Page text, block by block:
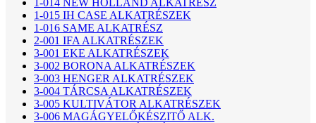
1-014 NEW HOLLAND ALKATRÉSZ
1-015 IH CASE ALKATRÉSZEK
1-016 SAME ALKATRÉSZ
2-001 IFA ALKATRÉSZEK
3-001 EKE ALKATRÉSZEK
3-002 BORONA ALKATRÉSZEK
3-003 HENGER ALKATRÉSZEK
3-004 TÁRCSA ALKATRÉSZEK
3-005 KULTIVÁTOR ALKATRÉSZEK
3-006 MAGÁGYELŐKÉSZITŐ ALK.